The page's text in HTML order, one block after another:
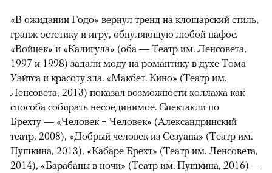
«В ожидании Годо» вернул тренд на клошарский стиль,
гранж-эстетику и игру, обнуляющую любой пафос.
«Войцек» и «Калигула» (оба — Театр им. Ленсовета,
1997 и 1998) задали моду на романтику в духе Тома
Уэйтса и красоту зла. «Макбет. Кино» (Театр им.
Ленсовета, 2013) показал возможности коллажа как
способа собирать несоединимое. Спектакли по
Брехту — «Человек = Человек» (Александринский
театр, 2008), «Добрый человек из Сезуана» (Театр им.
Пушкина, 2013), «Кабаре Брехт» (Театр им. Ленсовета,
2014), «Барабаны в ночи» (Театр им. Пушкина, 2016) —